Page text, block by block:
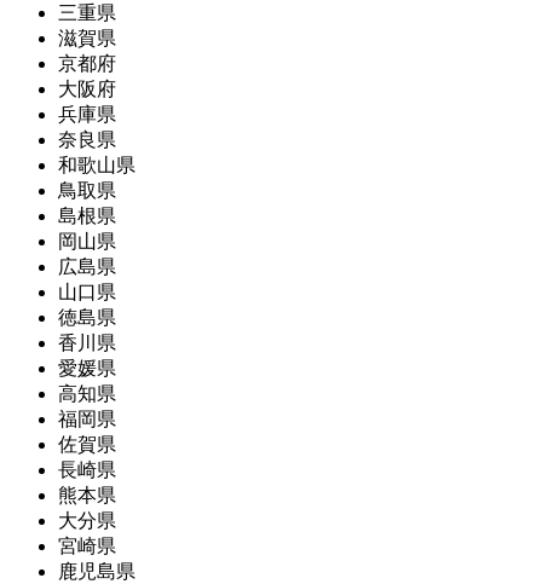
三重県
滋賀県
京都府
大阪府
兵庫県
奈良県
和歌山県
鳥取県
島根県
岡山県
広島県
山口県
徳島県
香川県
愛媛県
高知県
福岡県
佐賀県
長崎県
熊本県
大分県
宮崎県
鹿児島県